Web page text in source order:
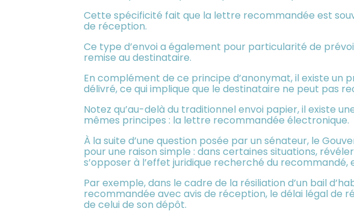
Cette spécificité fait que la lettre recommandée est
de réception.
Ce type d’envoi a également pour particularité de
remise au destinataire.
En complément de ce principe d’anonymat, il existe un
délivré, ce qui implique que le destinataire ne peut pas
Notez qu’au-delà du traditionnel envoi papier, il existe
mêmes principes : la lettre recommandée électronique.
À la suite d’une question posée par un sénateur, le
pour une raison simple : dans certaines situations,
s’opposer à l’effet juridique recherché du
Par exemple, dans le cadre de la résiliation d’un bail
recommandée avec avis de réception, le délai légal
de celui de son dépôt.